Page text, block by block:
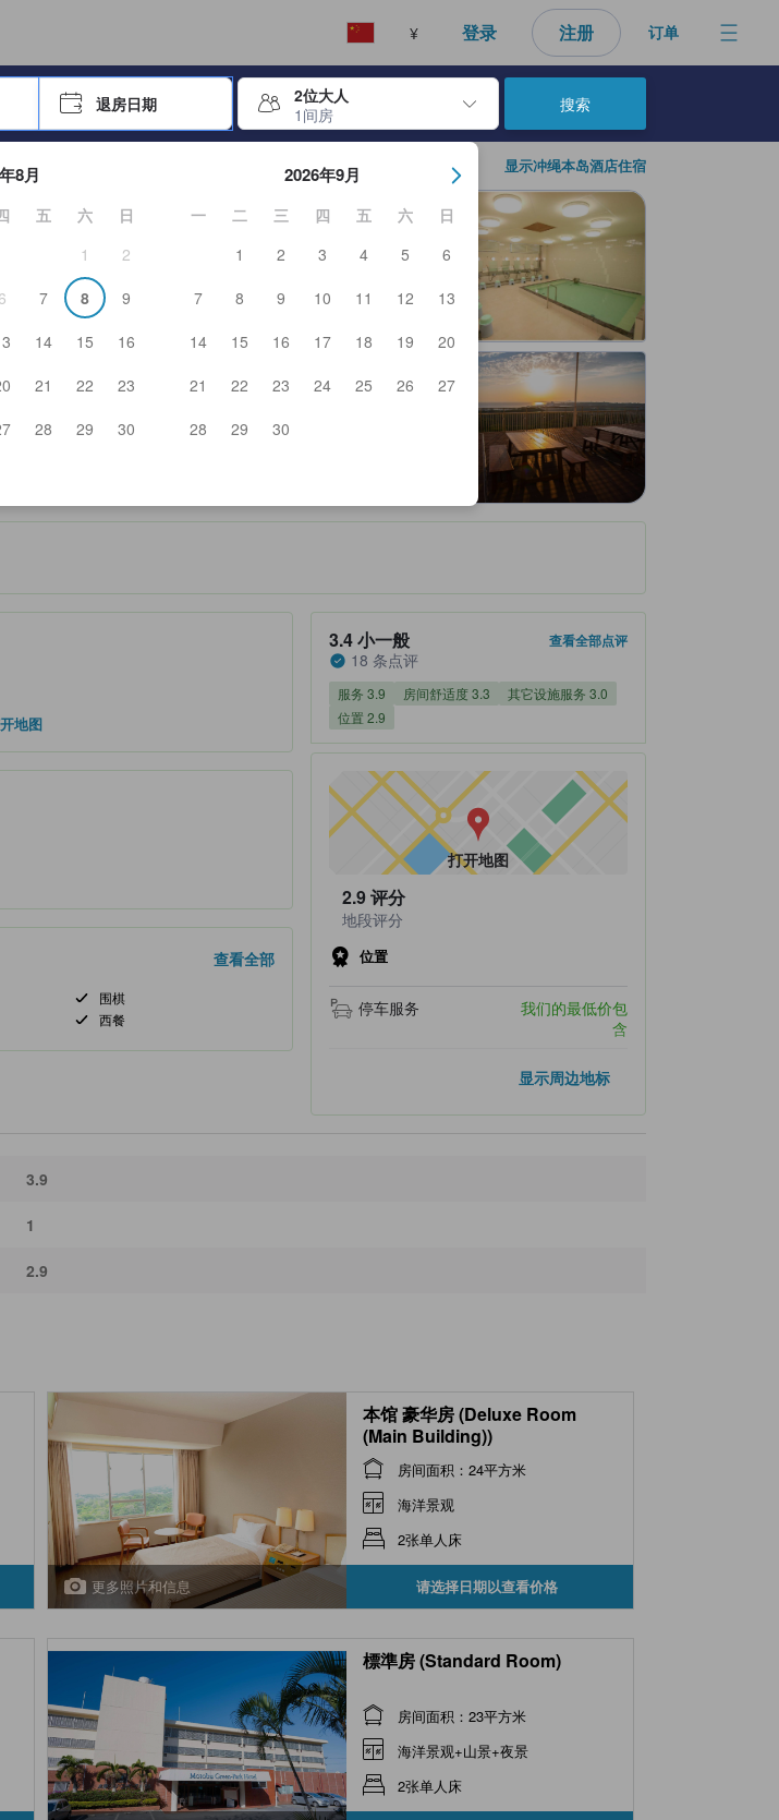
¥ 登录 注册 订单
退房日期
2位大人
1间房
选择器。使用箭头键浏览入住和退房日期。使用 Enter 键选择日期后，入住日期将被选择。重复相同操作以选择
8月
五 六
日
1
2
6 7 8
9
14 15
16
21 22
23
28 29
30
2026年9月
一 二 三 四 五 六
日
1
2 3 4 5
6
7
8 9 10 11 12
13
14
15 16 17 18 19
20
21
22 23 24 25 26
27
28
29 30
搜索
显示冲绳本岛酒店住宿
面的水平参考。
地图
查看全部
围棋
西餐
住客评分 3.4，满分 5 小一般 18 条点评
3.4小一般
18 条点评
查看全部点评
服务 3.9 房间舒适度 3.3
其它设施服务 3.0
位置 2.9
打开地图
2.9评分
地段评分
位置
停车服务
我们的最低价包
含
显示周边地标
3.9
1
2.9
更多照片和信息
本馆 豪华房 (Deluxe Room
(Main Building))
房间面积：24平方米
海洋景观
2张单人床
请选择日期以查看价格
標準房 (Standard Room)
房间面积：23平方米
海洋景观+山景+夜景
2张单人床
真实性及可靠性，也有助于用户作出更好的预订选择。